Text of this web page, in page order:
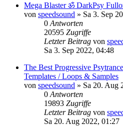
Mega Blaster ॐ DarkPsy
von speedsound » Sa 3. Sep
0 Antworten
20595 Zugriffe
Letzter Beitrag von
Sa 3. Sep 2022, 04:48
The Best Progressive
Templates / Loops & Samples
von speedsound » Sa 20. Aug
0 Antworten
19893 Zugriffe
Letzter Beitrag von
Sa 20. Aug 2022, 01:27